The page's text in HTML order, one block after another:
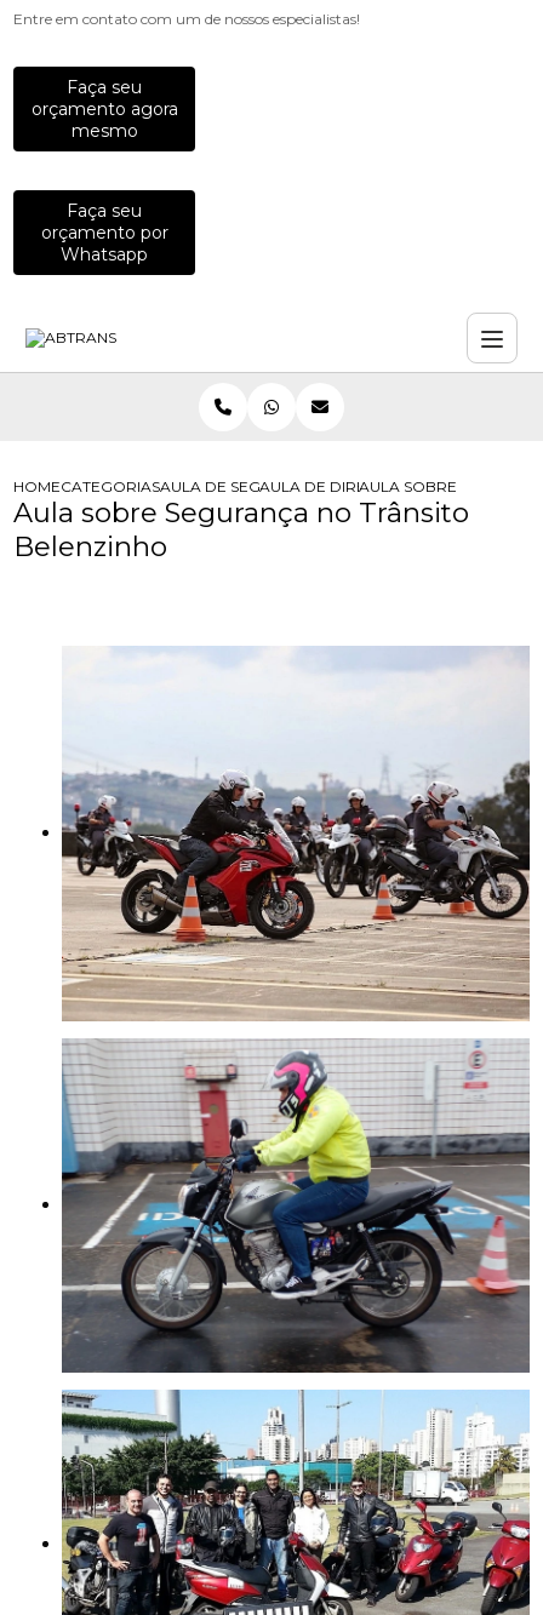
Entre em contato com um de nossos especialistas!
Faça seu
orçamento agora
mesmo
Faça seu
orçamento por
Whatsapp
HOMECATEGORIASAULA DE SEGURANCA NO TRANSITO
AULA DE DIRECAO PARA MOTOS
AULA SOBRE
Aula sobre Segurança no Trânsito
Belenzinho